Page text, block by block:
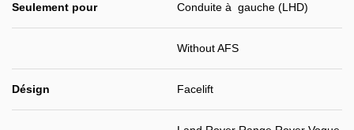
Seulement pour Conduite à gauche (LHD)
Without AFS
Désign Facelift